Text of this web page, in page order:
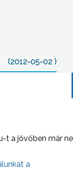
(2012-05-02 )
csalogatott
t a jövőben már
a